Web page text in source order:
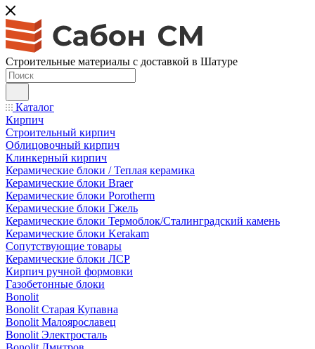
Строительные материалы с доставкой в Шатуре
Каталог
Кирпич
Строительный кирпич
Облицовочный кирпич
Клинкерный кирпич
Керамические блоки / Теплая керамика
Керамические блоки Braer
Керамические блоки Porotherm
Керамические блоки Гжель
Керамические блоки Термоблок/Сталинградский камень
Керамические блоки Kerakam
Сопутствующие товары
Керамические блоки ЛСР
Кирпич ручной формовки
Газобетонные блоки
Bonolit
Bonolit Старая Купавна
Bonolit Малоярославец
Bonolit Электросталь